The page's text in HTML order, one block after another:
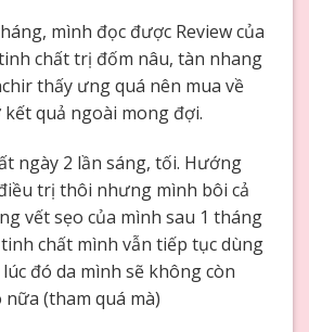
mình đọc được Review của
chất trị đốm nâu, tàn nhang
thấy ưng quá nên mua về
quả ngoài mong đợi.
ngày 2 lần sáng, tối. Hướng
trị thôi nhưng mình bôi cả
vết sẹo của mình sau 1 tháng
chất mình vẫn tiếp tục dùng
đó da mình sẽ không còn
nữa (tham quá mà)